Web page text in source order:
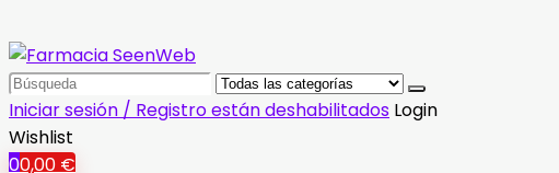
Search
for:
Iniciar sesión / Registro están deshabilitados Login
Wishlist
00,00 €